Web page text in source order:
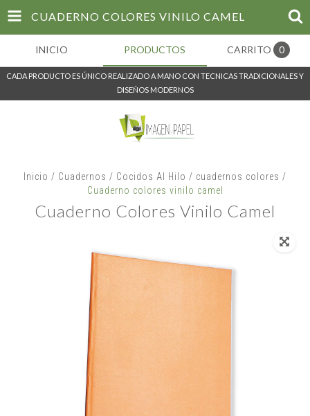
CUADERNO COLORES VINILO CAMEL
INICIO PRODUCTOS CARRITO 0
CADA PRODUCTO ES ÚNICO REALIZADO A MANO CON TECNICAS TRADICIONALES Y
DISEÑOS MODERNOS
Inicio / Cuadernos / Cocidos Al Hilo / cuadernos colores /
Cuaderno colores vinilo camel
Cuaderno Colores Vinilo Camel